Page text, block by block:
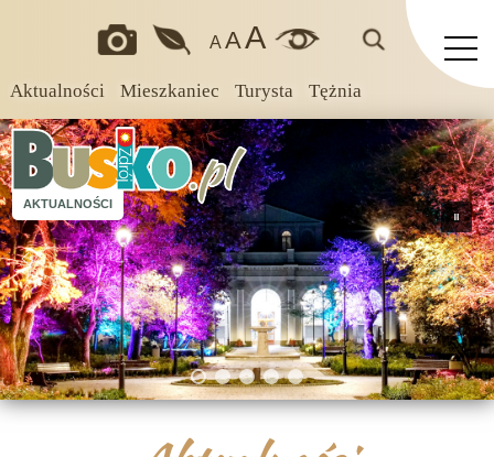
Aktualności Mieszkaniec Turysta Tężnia
A AA
AKTUALNOŚCI